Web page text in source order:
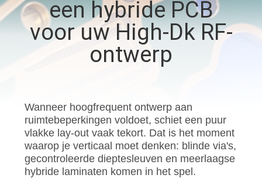
KWALITEITSCONTROLE
NEEM
ONS
NIEUWS
een hybride PCB
voor uw High-Dk RF-
ontwerp
Wanneer hoogfrequent ontwerp aan
ruimtebeperkingen voldoet, schiet een puur
vlakke lay-out vaak tekort. Dat is het moment
waarop je verticaal moet denken: blinde via's,
gecontroleerde dieptesleuven en meerlaagse
hybride laminaten komen in het spel.